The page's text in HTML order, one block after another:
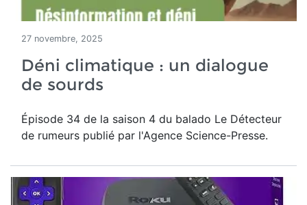
27 novembre, 2025
Déni climatique : un dialogue
de sourds
Épisode 34 de la saison 4 du balado Le Détecteur
de rumeurs publié par l'Agence Science-Presse.